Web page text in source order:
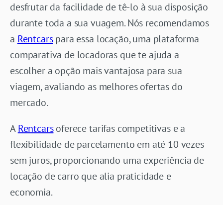
desfrutar da facilidade de tê-lo à sua disposição
durante toda a sua vuagem. Nós recomendamos
a Rentcarspara essa locação, uma plataforma
comparativa de locadoras que te ajuda a
escolher a opção mais vantajosa para sua
viagem, avaliando as melhores ofertas do
mercado.
ARentcarsoferece tarifas competitivas e a
flexibilidade de parcelamento em até 10 vezes
sem juros, proporcionando uma experiência de
locação de carro que alia praticidade e
economia.